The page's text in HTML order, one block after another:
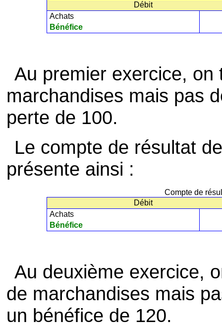
Débit
Achats
Bénéfice
Au premier exercice, on
marchandises mais pas
perte de 100.
Le compte de résultat
présente ainsi :
Compte de
Débit
Achats
Bénéfice
Au deuxième exercice,
de marchandises mais
un bénéfice de 120.